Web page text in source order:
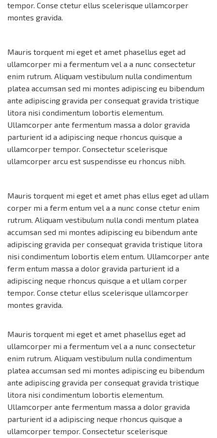
tempor. Conse ctetur ellus scelerisque ullamcorper
montes gravida.
Mauris torquent mi eget et amet phasellus eget ad
ullamcorper mi a fermentum vel a a nunc consectetur
enim rutrum. Aliquam vestibulum nulla condimentum
platea accumsan sed mi montes adipiscing eu bibendum
ante adipiscing gravida per consequat gravida tristique
litora nisi condimentum lobortis elementum.
Ullamcorper ante fermentum massa a dolor gravida
parturient id a adipiscing neque rhoncus quisque a
ullamcorper tempor. Consectetur scelerisque
ullamcorper arcu est suspendisse eu rhoncus nibh.
Mauris torquent mi eget et amet phas ellus eget ad ullam
corper mi a ferm entum vel a a nunc conse ctetur enim
rutrum. Aliquam vestibulum nulla condi mentum platea
accumsan sed mi montes adipiscing eu bibendum ante
adipiscing gravida per consequat gravida tristique litora
nisi condimentum lobortis elem entum. Ullamcorper ante
ferm entum massa a dolor gravida parturient id a
adipiscing neque rhoncus quisque a et ullam corper
tempor. Conse ctetur ellus scelerisque ullamcorper
montes gravida.
Mauris torquent mi eget et amet phasellus eget ad
ullamcorper mi a fermentum vel a a nunc consectetur
enim rutrum. Aliquam vestibulum nulla condimentum
platea accumsan sed mi montes adipiscing eu bibendum
ante adipiscing gravida per consequat gravida tristique
litora nisi condimentum lobortis elementum.
Ullamcorper ante fermentum massa a dolor gravida
parturient id a adipiscing neque rhoncus quisque a
ullamcorper tempor. Consectetur scelerisque